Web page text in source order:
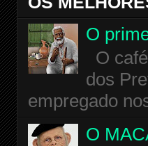
O
O
dos
empregado
O